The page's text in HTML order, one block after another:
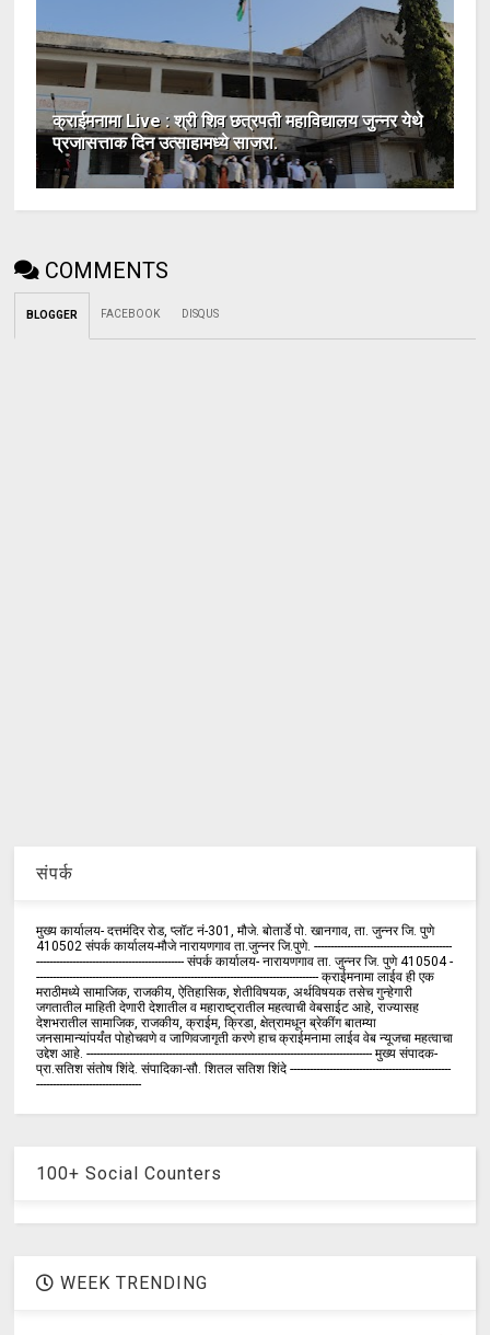
क्राईमनामा Live : श्री शिव छत्रपती महाविद्यालय जुन्नर येथे
प्रजासत्ताक दिन उत्साहामध्ये साजरा.
COMMENTS
BLOGGER FACEBOOK DISQUS
संपर्क
मुख्य कार्यालय- दत्तमंदिर रोड, प्लॉट नं-301, मौजे. बोतार्डे पो. खानगाव, ता. जुन्नर जि. पुणे
410502 संपर्क कार्य‍ालय-मौजे नारायणगाव ता.जुन्नर जि.पुणे. ------------------------------------------
--------------------------------------------- संपर्क कार्यालय- नारायणगाव ता. जुन्नर जि. पुणे 410504 -
-------------------------------------------------------------------------------------- क्राईमनामा लाईव ही एक
मराठीमध्ये सामाजिक, राजकीय, ऐतिहासिक, शेतीविषयक, अर्थविषयक तसेच गुन्हेगारी
जगतातील माहिती देणारी देशातील व महाराष्ट्रातील महत्वाची वेबसाईट आहे, राज्यासह
देशभरातील सामाजिक, राजकीय, क्राईम, क्रिडा, क्षेत्रामधून ब्रेकींग बातम्या
जनसामान्यांपर्यंत पोहोचवणे व जाणिवजागृती करणे हाच क्राईमनामा लाईव वेब न्यूजचा महत्वाचा
उद्देश आहे. --------------------------------------------------------------------------------------- मुख्य संपादक-
प्रा.सतिश संतोष शिंदे. संपादिका-सौ. शितल सतिश शिंदे -------------------------------------------------
--------------------------------
100+ Social Counters
WEEK TRENDING